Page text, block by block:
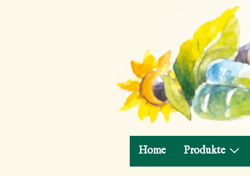
Hauptnavigation
Home Produkte